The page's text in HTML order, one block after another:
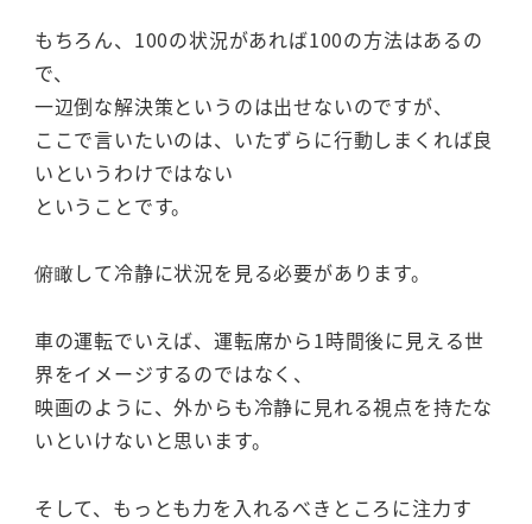
もちろん、100の状況があれば100の方法はあるの
で、
一辺倒な解決策というのは出せないのですが、
ここで言いたいのは、いたずらに行動しまくれば良
いというわけではない
ということです。
俯瞰して冷静に状況を見る必要があります。
車の運転でいえば、運転席から1時間後に見える世
界をイメージするのではなく、
映画のように、外からも冷静に見れる視点を持たな
いといけないと思います。
そして、もっとも力を入れるべきところに注力す